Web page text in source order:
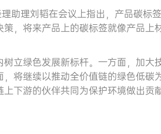
助理刘韬在会议上指出，产品碳标
，将来产品上的碳标签就像产品上
立绿色发展新标杆。一方面，加大
将继续以推动全价值链的绿色低碳
下游的伙伴共同为保护环境做出贡献